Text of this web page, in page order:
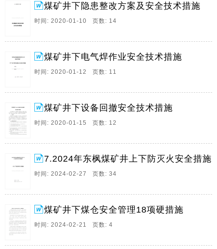
位掘进队,机电队负责人工作场所进风石门扩修点工作内
容安全措施安全技术措施,1,动火前必须认真清理工作地
点附近10米范围的易燃易爆物品,并有专人负责洒水,施
6、煤矿井下容易聚集瓦斯的10种情况及安全措施瓦斯爆
炸是煤矿生产主要灾害之一,煤矿一旦发生瓦斯爆炸,危害
十分严重,其爆炸时产生的高温,高压和有害气体可造成大
7、煤矿井下设置的安全标志汇总禁止标志图象设置地点
井口,变电所,矿灯房,材料场,绞车房,仓库,扇风机房井口
和扇风机房附近20米处,禁止一切明火,如火焊,电焊,喷灯,
等,选用国家标准,冒顶危。
8、煤矿井下运输安全技术措施为保障我矿井下运输工作
综采工作面机风巷,采面行走安全技术措施1,在大巷,轨道
上下山,综采工作面风巷行走时,严。
9、煤矿井下爆破安全技术措施煤矿井下爆破安全技术措
煤矿井下隐患整改方案及安全技术措施
时间: 2020-01-10 页数: 14
煤矿井下电气焊作业安全技术措施
时间: 2020-01-12 页数: 11
煤矿井下设备回撤安全技术措施
时间: 2020-01-15 页数: 12
7.2024年东枫煤矿井上下防灭火安全措施
时间: 2024-02-27 页数: 34
煤矿井下煤仓安全管理18项硬措施
时间: 2024-02-21 页数: 4